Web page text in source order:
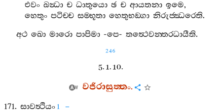
එවං ඛන්‍ධා ච ධාතුයො ඡ ච ආයතනා ඉමෙ,
හෙතුං පටිච‍්ච සම‍්භූතා හෙතුභඞ‍්ගා නිරුජ‍්ඣරෙති.
අථ ඛො මාරො පාපිමා-පෙ- තත්‍ථෙවන‍්තරධායීති.
246
5. 1. 10.
වජිරාසුත‍්තං.
171. සාවත්‍ථියං 1
–